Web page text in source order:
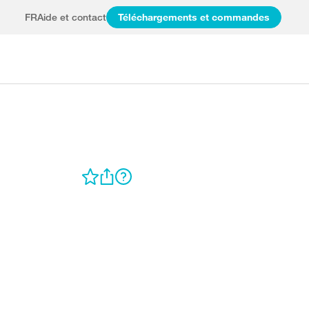
FRAide et contact Téléchargements et commandes